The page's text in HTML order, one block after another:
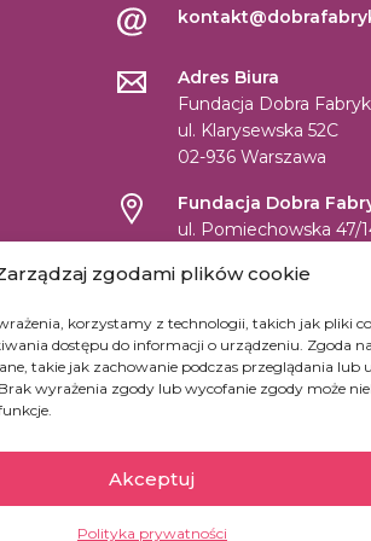
zgodami plików cookie
korzystamy z technologii, takich jak pliki
dostępu do informacji o urządzeniu. Zgoda
takie jak zachowanie podczas przeglądania lub
wyrażenia zgody lub wycofanie zgody może
Akceptuj
Polityka prywatności
Adres Biura
Fundacja Dobra
ul. Klarysewska 52C
02-936 Warszawa
Fundacja Dobra
ul. Pomiechowska 47/
REGON: 147361669
KRS: 0000519542
Numer konta dla wpłat w
Konta dla innych walut kliknij